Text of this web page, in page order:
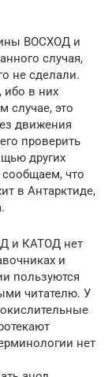
ВОСХОД и
случая,
не сделали.
в них
случае, это
движения
проверить
других
что
в Антарктиде,
и КАТОД нет
и
пользуются
читателю. У
нет